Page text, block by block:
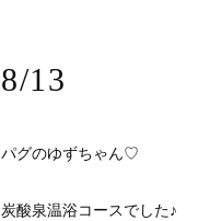
8/13
パグのゆずちゃん♡
炭酸泉温浴コースでした♪